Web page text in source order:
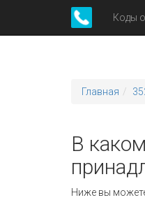
Коды
Главная
В
Ниже вы